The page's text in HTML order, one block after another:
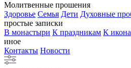
Молитвенные прошения
Здоровье Семья Дети Духовные
простые записки
В монастыри К праздникам К
иное
Контакты Новости